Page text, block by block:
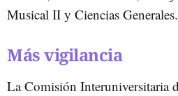
Musical II y Ciencias Generales.
Más vigilancia
La Comisión Interuniversitaria